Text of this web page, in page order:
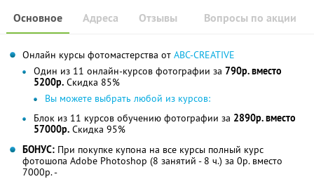
Основное Отзывы Вопросы по акции
Адреса
Онлайн курсы фотомастерства от ABC-CREATIVE
Один из 11 онлайн-курсов фотографии за 790р. вместо
5200р. Скидка 85%
Вы можете выбрать любой из курсов:
Блок из 11 курсов обучению фотографии за 2890р. вместо
57000р. Скидка 95%
БОНУС: При покупке купона на все курсы полный курс
фотошопа Adobe Photoshop (8 занятий - 8 ч.) за 0р. вместо
7000р. -